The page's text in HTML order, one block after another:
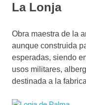
La Lonja
Obra maestra de la
aunque construida
esperadas, siendo
usos militares,
destinada a la